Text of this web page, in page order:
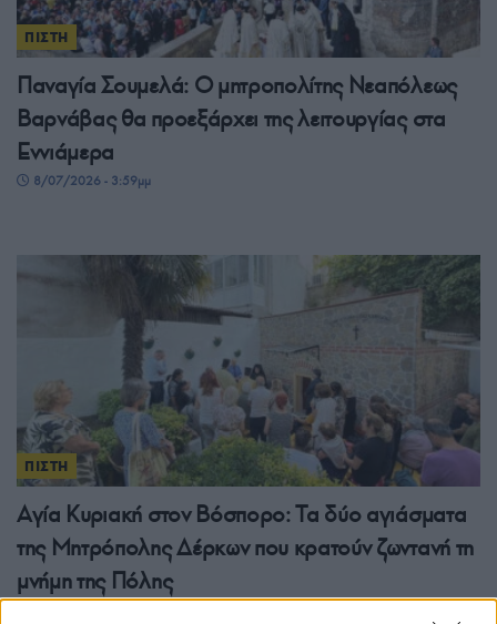
ΠΙΣΤΗ
Παναγία Σουμελά: Ο μητροπολίτης Νεαπόλεως
Βαρνάβας θα προεξάρχει της λειτουργίας στα
Εννιάμερα
8/07/2026 - 3:59μμ
ΠΙΣΤΗ
Αγία Κυριακή στον Βόσπορο: Τα δύο αγιάσματα
της Μητρόπολης Δέρκων που κρατούν ζωντανή τη
μνήμη της Πόλης